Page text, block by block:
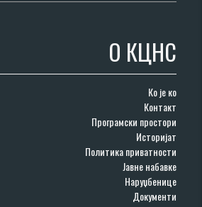
О КЦНС
Ко је ко
Контакт
Програмски простори
Историјат
Политика приватности
Јавне набавке
Наруџбенице
Документи